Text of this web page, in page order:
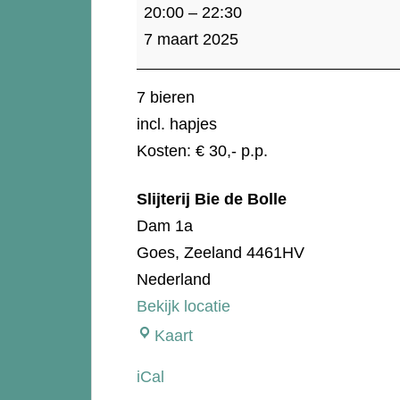
Bier
proeverij
20:00 – 22:30
7 maart 2025
7 bieren
incl. hapjes
Kosten: € 30,- p.p.
Slijterij Bie de Bolle
Dam 1a
Goes, Zeeland 4461HV
Nederland
Bekijk locatie
KaartSlijterij
iCal